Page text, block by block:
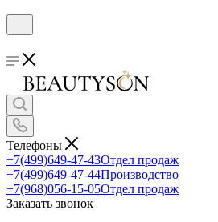
Телефоны
+7(499)649-47-43Отдел продаж
+7(499)649-47-44Производство
+7(968)056-15-05Отдел продаж
Заказать звонок